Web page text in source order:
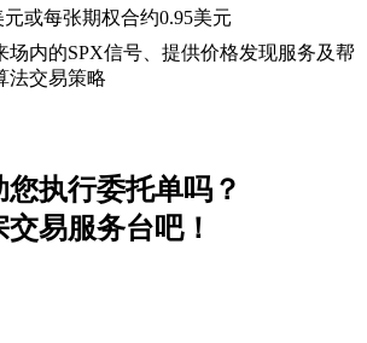
元或每张期权合约0.95美元
场内的SPX信号、提供价格发现服务及帮
法交易策略
执行委托单吗？
易服务台吧！